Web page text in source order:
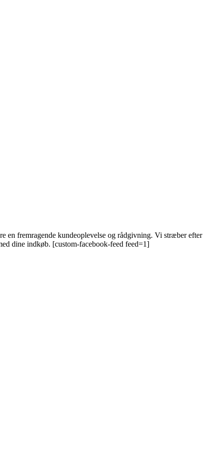
en fremragende kundeoplevelse og rådgivning. Vi stræber efter
dine indkøb. [custom-facebook-feed feed=1]